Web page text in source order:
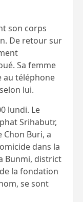
son corps
De retour sur
Sa femme
au téléphone
lui.
lundi. Le
Srihabutr,
Chon Buri, a
dans la
Bunmi, district
la fondation
se sont